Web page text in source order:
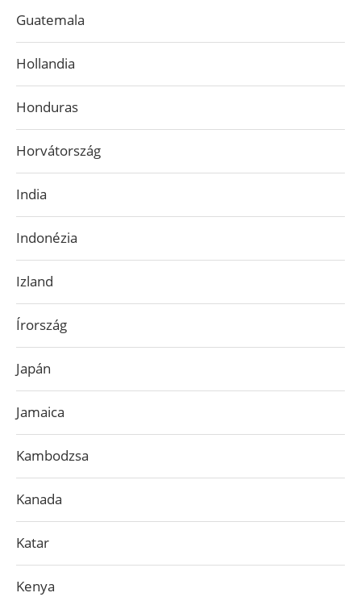
Guatemala
Hollandia
Honduras
Horvátország
India
Indonézia
Izland
Írország
Japán
Jamaica
Kambodzsa
Kanada
Katar
Kenya